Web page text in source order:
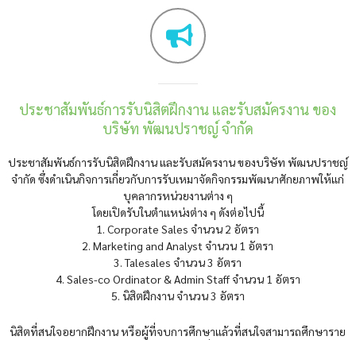
ประชาสัมพันธ์การรับนิสิตฝึกงาน และรับสมัครงาน ของ
บริษัท พัฒนปราชญ์ จำกัด
ประชาสัมพันธ์การรับนิสิตฝึกงาน และรับสมัครงาน ของบริษัท พัฒนปราชญ์
จำกัด ซึ่งดำเนินกิจการเกี่ยวกับการรับเหมาจัดกิจกรรมพัฒนาศักยภาพให้แก่
บุคลากรหน่วยงานต่าง ๆ
โดยเปิดรับในตำแหน่งต่าง ๆ ดังต่อไปนี้
1. Corporate Sales จำนวน 2 อัตรา
2. Marketing and Analyst จำนวน 1 อัตรา
3. Talesales จำนวน 3 อัตรา
4. Sales-co Ordinator & Admin Staff จำนวน 1 อัตรา
5. นิสิตฝึกงาน จำนวน 3 อัตรา
นิสิตที่สนใจอยากฝึกงาน หรือผู้ที่จบการศึกษาแล้วที่สนใจสามารถศึกษาราย